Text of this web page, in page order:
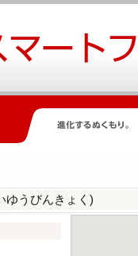
ゆうびんきょく)